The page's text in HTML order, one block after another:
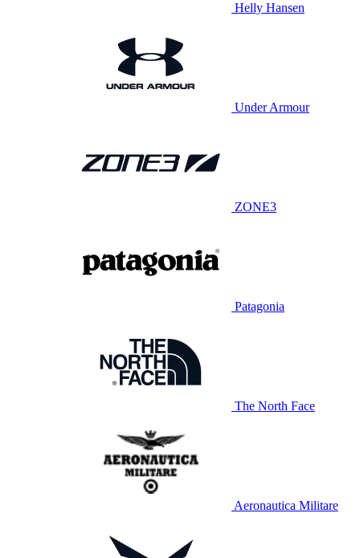
Helly Hansen
Under Armour
ZONE3
Patagonia
The North Face
Aeronautica Militare